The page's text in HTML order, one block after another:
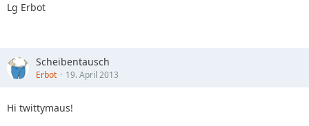
Lg Erbot
Scheibentausch
Erbot 19. April 2013
Hi twittymaus!